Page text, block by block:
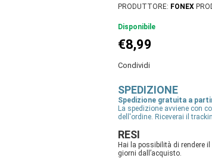
PRODUTTORE: FONEX
Disponibile
€8,99
Condividi
SPEDIZIONE
Spedizione gratuita a
La spedizione avviene con
dell'ordine. Riceverai il
RESI
Hai la possibilità di rendere
giorni dall’acquisto.